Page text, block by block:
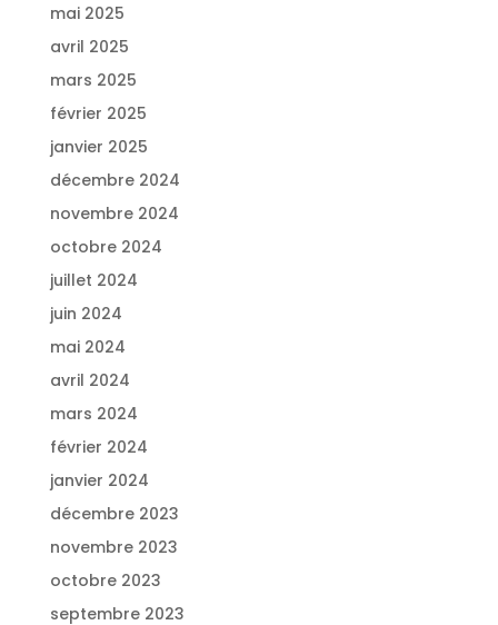
mai 2025
avril 2025
mars 2025
février 2025
janvier 2025
décembre 2024
novembre 2024
octobre 2024
juillet 2024
juin 2024
mai 2024
avril 2024
mars 2024
février 2024
janvier 2024
décembre 2023
novembre 2023
octobre 2023
septembre 2023